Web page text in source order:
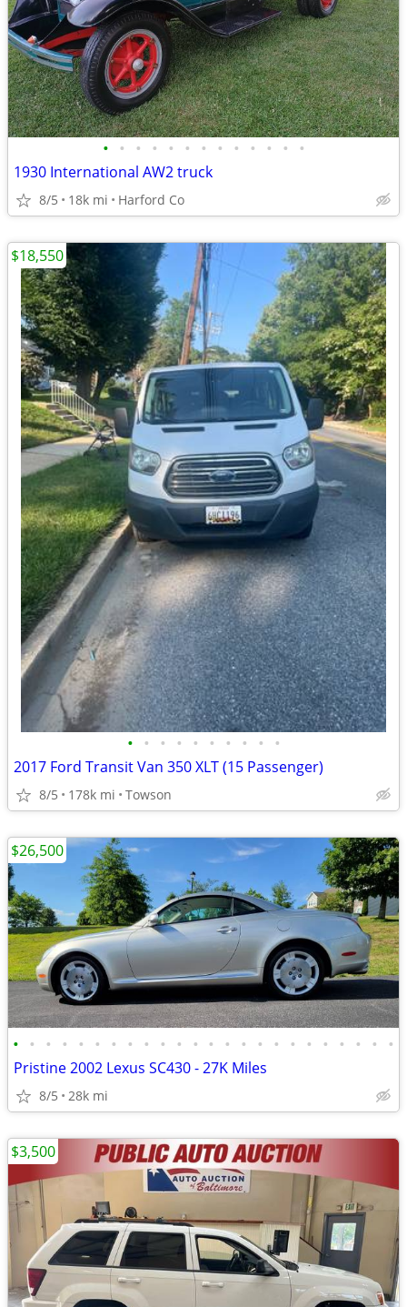
• • • • • • • • • • • • •
1930 International AW2 truck
8/5 18k mi Harford Co
• • • • • • • • • •
2017 Ford Transit Van 350 XLT (15 Passenger)
8/5 178k mi Towson
$18,550
• • • • • • • • • • • • • • • • • • • • • • • •
Pristine 2002 Lexus SC430 - 27K Miles
8/5 28k mi
$26,500
$3,500